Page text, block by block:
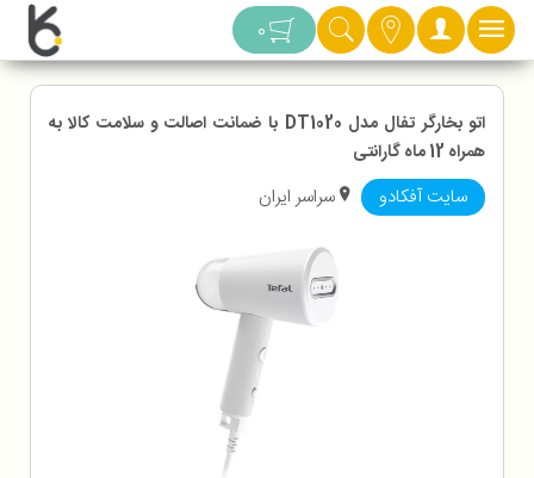
دسته بندی 0
اتو بخارگر تفال مدل DT1020 با ضمانت اصالت و سلامت کالا به
همراه 12 ماه گارانتی
سایت آفکادو سراسر ایران